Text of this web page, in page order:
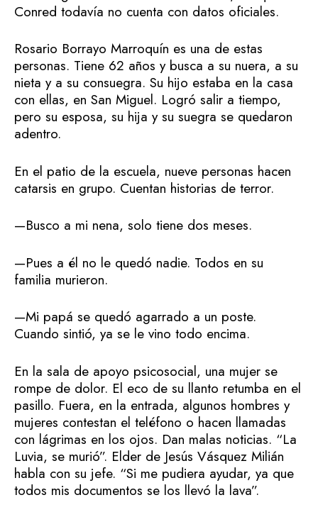
Conred todavía no cuenta con datos oficiales.
Rosario Borrayo Marroquín es una de estas
personas. Tiene 62 años y busca a su nuera, a su
nieta y a su consuegra. Su hijo estaba en la casa
con ellas, en San Miguel. Logró salir a tiempo,
pero su esposa, su hija y su suegra se quedaron
adentro.
En el patio de la escuela, nueve personas hacen
catarsis en grupo. Cuentan historias de terror.
—Busco a mi nena, solo tiene dos meses.
—Pues a él no le quedó nadie. Todos en su
familia murieron.
—Mi papá se quedó agarrado a un poste.
Cuando sintió, ya se le vino todo encima.
En la sala de apoyo psicosocial, una mujer se
rompe de dolor. El eco de su llanto retumba en el
pasillo. Fuera, en la entrada, algunos hombres y
mujeres contestan el teléfono o hacen llamadas
con lágrimas en los ojos. Dan malas noticias. “La
Luvia, se murió”. Elder de Jesús Vásquez Milián
habla con su jefe. “Si me pudiera ayudar, ya que
todos mis documentos se los llevó la lava”.